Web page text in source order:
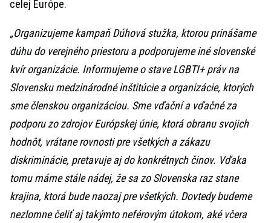
celej Európe.
„Organizujeme kampaň Dúhová stužka, ktorou prinášame
dúhu do verejného priestoru a podporujeme iné slovenské
kvír organizácie. Informujeme o stave LGBTI+ práv na
Slovensku medzinárodné inštitúcie a organizácie, ktorých
sme členskou organizáciou. Sme vďační a vďačné za
podporu zo zdrojov Európskej únie, ktorá obranu svojich
hodnôt, vrátane rovnosti pre všetkých a zákazu
diskriminácie, pretavuje aj do konkrétnych činov. Vďaka
tomu máme stále nádej, že sa zo Slovenska raz stane
krajina, ktorá bude naozaj pre všetkých. Dovtedy budeme
nezlomne čeliť aj takýmto neférovým útokom, aké včera